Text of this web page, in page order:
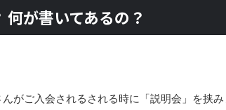
何が書いてあるの？
がご入会されるされる時に「説明会」を挟み